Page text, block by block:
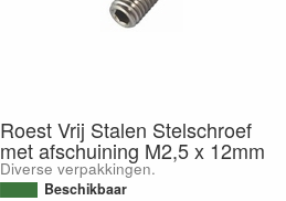
Roest Vrij Stalen Stelschroef
met afschuining M2,5 x 12mm
Diverse verpakkingen.
Beschikbaar